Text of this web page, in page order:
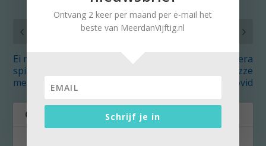
Ei maakt
spinaziesoufflé tot
meesterproef
Crazy Days over opera
in lockdown: Le Nozze
di Covid
OVER DE AUTEUR
Ontvang 2 keer per maand per e-mail het
beste van MeerdanVijftig.nl
Schrijf je in